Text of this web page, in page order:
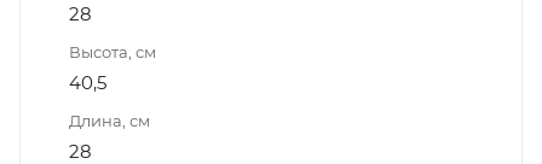
28
Высота, см
40,5
Длина, см
28